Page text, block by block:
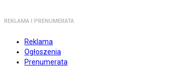
REKLAMA I PRENUMERATA
Reklama
Ogłoszenia
Prenumerata